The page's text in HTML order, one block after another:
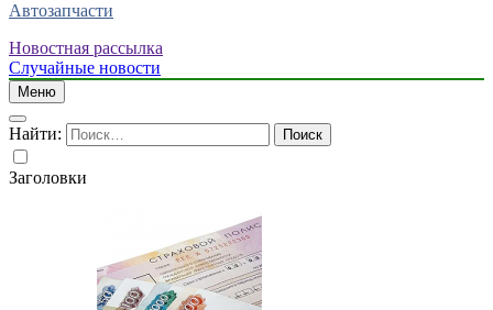
Автозапчасти
Новостная рассылка
Случайные новости
Меню
Найти:
Заголовки